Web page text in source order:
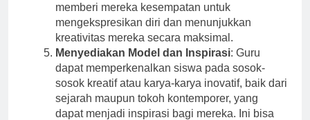
memberi mereka kesempatan untuk
mengekspresikan diri dan menunjukkan
kreativitas mereka secara maksimal.
Menyediakan Model dan Inspirasi: Guru
dapat memperkenalkan siswa pada sosok-
sosok kreatif atau karya-karya inovatif, baik dari
sejarah maupun tokoh kontemporer, yang
dapat menjadi inspirasi bagi mereka. Ini bisa